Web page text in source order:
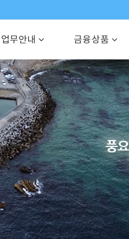
업무안내 금융상품